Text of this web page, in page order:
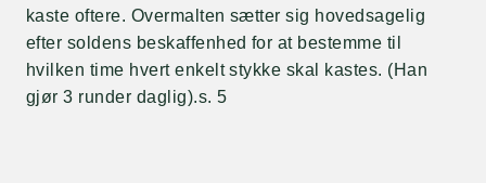
kaste oftere. Overmalten sætter sig hovedsagelig
efter soldens beskaffenhed for at bestemme til
hvilken time hvert enkelt stykke skal kastes. (Han
gjør 3 runder daglig).s. 5